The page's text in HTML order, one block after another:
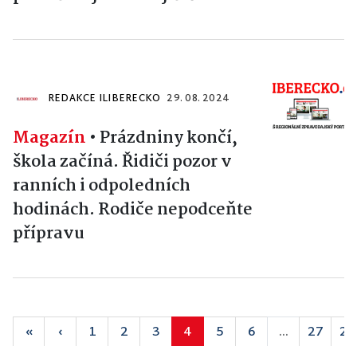
REDAKCE ILIBERECKO 29. 08. 2024
Magazín • Prázdniny končí,
škola začíná. Řidiči pozor v
ranních i odpoledních
hodinách. Rodiče nepodceňte
přípravu
« ‹ 1 2 3 4 5 6 ... 27 28